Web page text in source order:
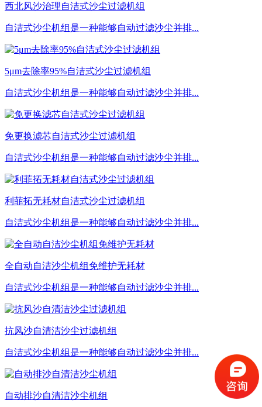
西北风沙治理自洁式沙尘过滤机组
自洁式沙尘机组是一种能够自动过滤沙尘并排...
5μm去除率95%自洁式沙尘过滤机组
自洁式沙尘机组是一种能够自动过滤沙尘并排...
免更换滤芯自洁式沙尘过滤机组
自洁式沙尘机组是一种能够自动过滤沙尘并排...
利菲拓无耗材自洁式沙尘过滤机组
自洁式沙尘机组是一种能够自动过滤沙尘并排...
全自动自洁沙尘机组免维护无耗材
自洁式沙尘机组是一种能够自动过滤沙尘并排...
抗风沙自清洁沙尘过滤机组
自洁式沙尘机组是一种能够自动过滤沙尘并排...
自动排沙自清洁沙尘机组